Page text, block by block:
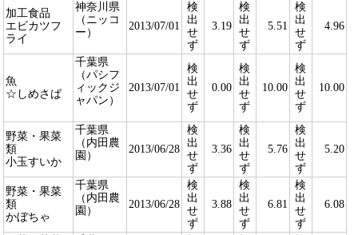
加工食品
エビカツフ
ライ
神奈川県
（ニッコ
ー）
2013/07/01
検
出
せ
ず
3.19
検
出
せ
ず
5.51
検
出
せ
ず
4.96
魚
☆しめさば
千葉県
（パシフ
ィックジ
ャパン）
2013/07/01
検
出
せ
ず
0.00
検
出
せ
ず
10.00
検
出
せ
ず
10.00
野菜・果菜
類
小玉すいか
千葉県
（内田農
園）
2013/06/28
検
出
せ
ず
3.36
検
出
せ
ず
5.76
検
出
せ
ず
5.20
野菜・果菜
類
かぼちゃ
千葉県
（内田農
園）
2013/06/28
検
出
せ
ず
3.88
検
出
せ
ず
6.81
検
出
せ
ず
6.08